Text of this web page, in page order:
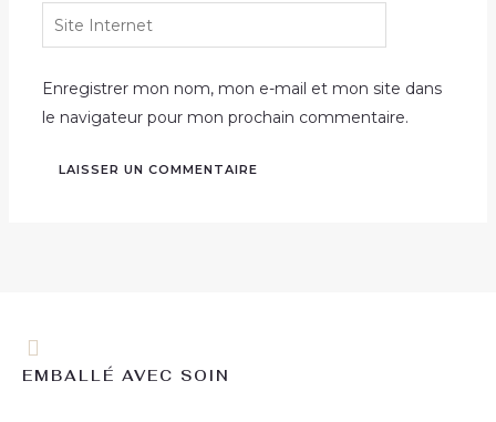
Site
Internet
Enregistrer mon nom, mon e-mail et mon site dans
le navigateur pour mon prochain commentaire.
EMBALLÉ AVEC SOIN